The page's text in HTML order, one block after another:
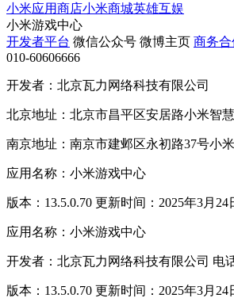
小米应用商店小米商城英雄互娱
小米游戏中心
开发者平台 微信公众号 微博主页 商务合
010-60606666
开发者：北京瓦力网络科技有限公司
北京地址：北京市昌平区安居路小米智
南京地址：南京市建邺区永初路37号小
应用名称：小米游戏中心
版本：13.5.0.70 更新时间：2025年3月24
应用名称：小米游戏中心
开发者：北京瓦力网络科技有限公司 电
版本：13.5.0.70 更新时间：2025年3月24